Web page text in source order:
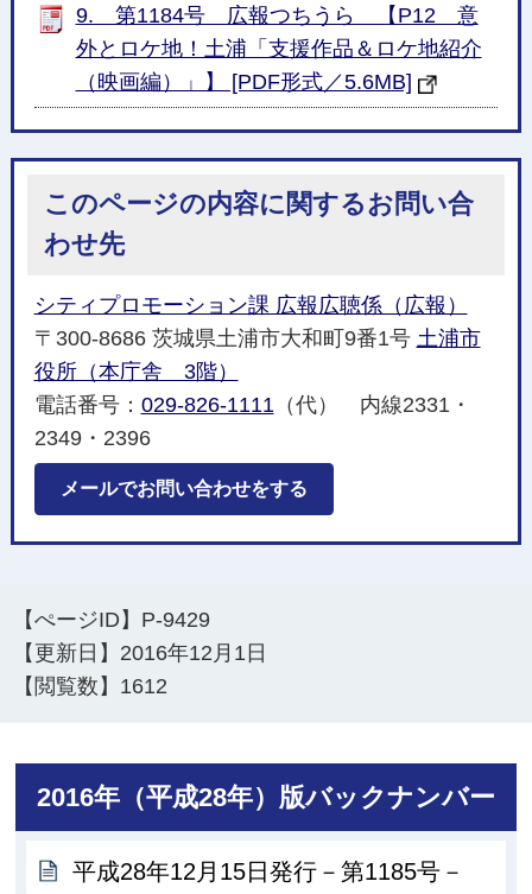
9. 第1184号 広報つちうら 【P12 意
外とロケ地！土浦「支援作品＆ロケ地紹介
（映画編）」】 [PDF形式／5.6MB]
このページの内容に関するお問い合
わせ先
シティプロモーション課 広報広聴係（広報）
〒300-8686 茨城県土浦市大和町9番1号 土浦市
役所（本庁舎 3階）
電話番号： 029-826-1111 （代） 内線2331・
2349・2396
メールでお問い合わせをする
【ぺージID】 P-9429
【更新日】 2016年12月1日
【閲覧数】 1612
2016年（平成28年）版バックナンバー
平成28年12月15日発行－第1185号－